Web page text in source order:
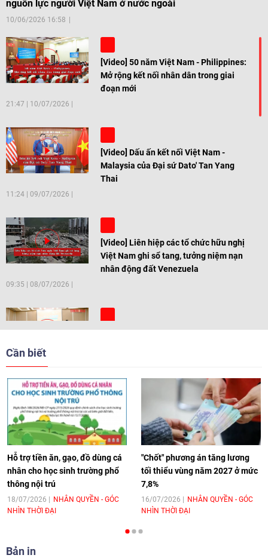
nguồn lực người Việt Nam ở nước ngoài
10/06/2026 16:58
[Video] 50 năm Việt Nam - Philippines:
Mở rộng kết nối nhân dân trong giai
đoạn mới
21:47 | 10/07/2026
[Video] Dấu ấn kết nối Việt Nam -
Malaysia của Đại sứ Dato' Tan Yang
Thai
11:24 | 09/07/2026
[Video] Liên hiệp các tổ chức hữu nghị
Việt Nam ghi sổ tang, tưởng niệm nạn
nhân động đất Venezuela
09:35 | 08/07/2026
[Video] Trẻ em Đông Á cùng kiến tạo
[Video] Âm nhạc flamenco gắn kết văn
hoá Việt Nam - Tây Ban Nha
11:10 17/06/2026
[Video] Trao tặng Kỷ niệm chương "Vì
hòa bình, hữu nghị giữa các dân tộc"
cho Đại sứ Hungary tại Việt Nam
Cần biết
Hỗ trợ tiền ăn, gạo, đồ dùng cá
nhân cho học sinh trường phổ
thông nội trú
18/07/2026
NHÂN QUYỀN - GÓC
NHÌN THỜI ĐẠI
"Chốt" phương án tăng lương
tối thiểu vùng năm 2027 ở mức
7,8%
16/07/2026
NHÂN QUYỀN - GÓC
NHÌN THỜI ĐẠI
Bản in